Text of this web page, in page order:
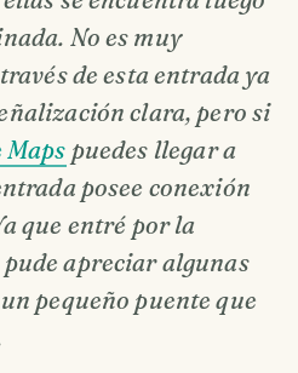
No es muy
de esta entrada ya
clara, pero si
Maps puedes llegar a
posee conexión
que entré por la
apreciar algunas
pequeño puente que